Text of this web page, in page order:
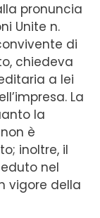
pronuncia
Unite n.
di
chiedeva
a lei
La
la
è
inoltre, il
nel
vigore della